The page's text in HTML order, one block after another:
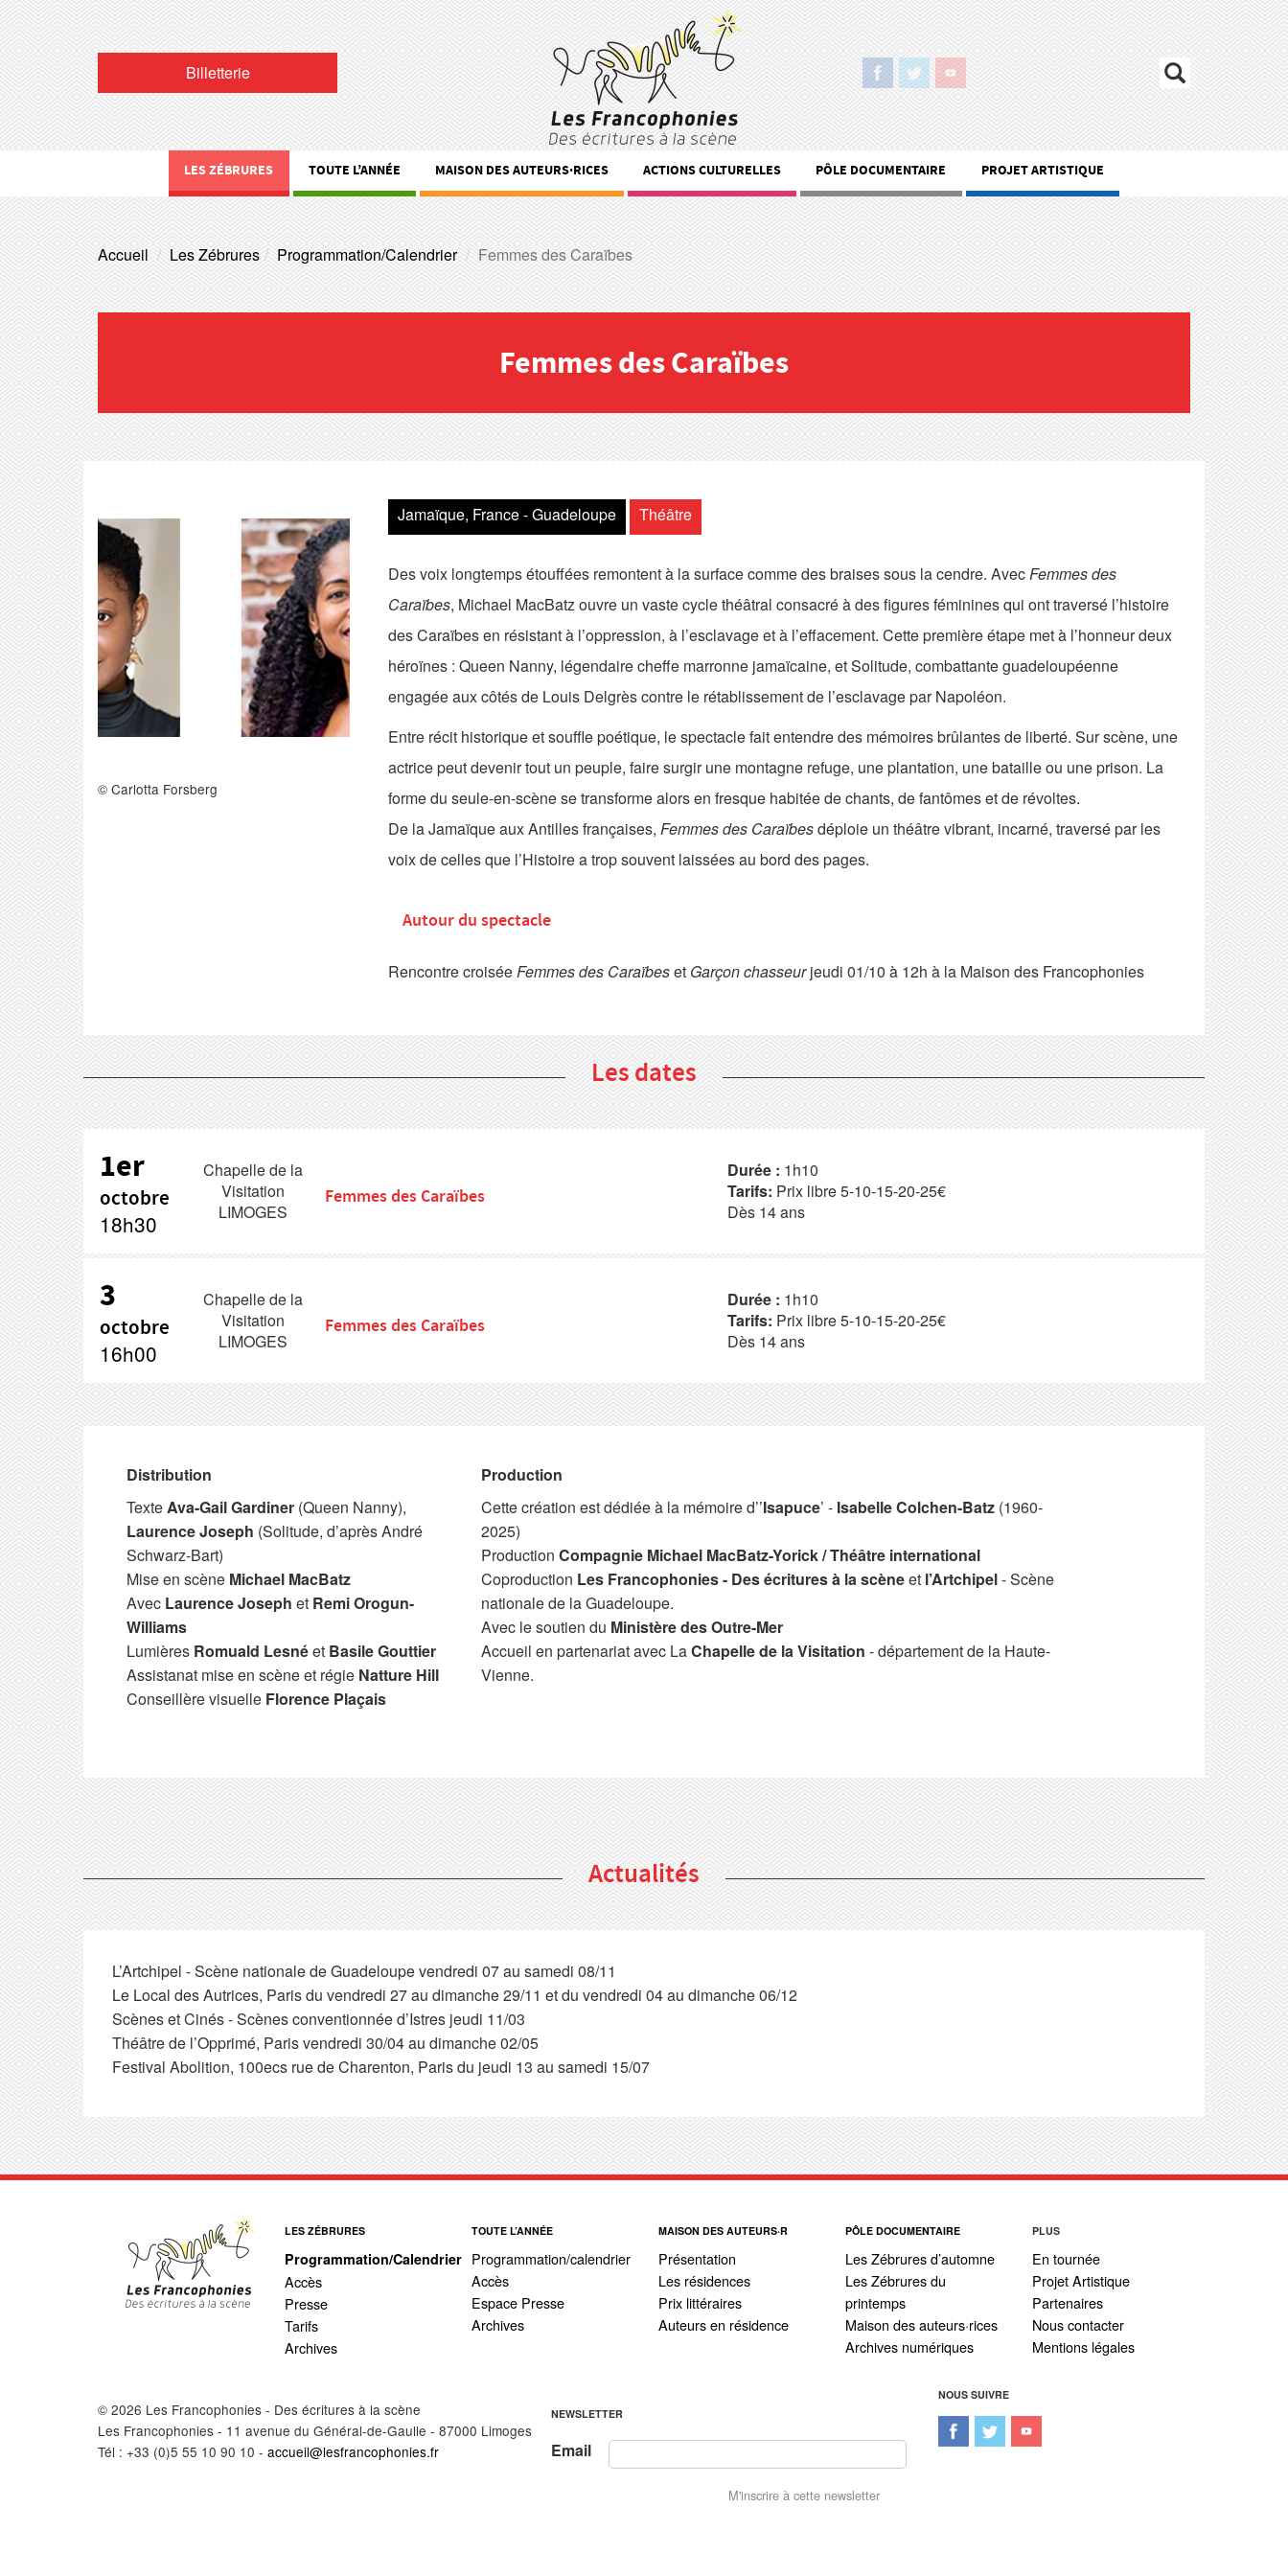
Billetterie
LES ZÉBRURES TOUTE L’ANNÉE MAISON DES AUTEURS·RICES ACTIONS CULTURELLES PÔLE DOCUMENTAIRE PROJET ARTISTIQUE
Accueil Les Zébrures Programmation/Calendrier Femmes des Caraïbes
Femmes des Caraïbes
© Carlotta Forsberg
Jamaïque, France - Guadeloupe Théâtre
Des voix longtemps étouffées remontent à la surface comme des braises sous la cendre. AvecFemmes des
Caraïbes, Michael MacBatz ouvre un vaste cycle théâtral consacré à des figures féminines qui ont traversé l’histoire
des Caraïbes en résistant à l’oppression, à l’esclavage et à l’effacement. Cette première étape met à l’honneur deux
héroïnes : Queen Nanny, légendaire cheffe marronne jamaïcaine, et Solitude, combattante guadeloupéenne
engagée aux côtés de Louis Delgrès contre le rétablissement de l’esclavage par Napoléon.
Entre récit historique et souffle poétique, le spectacle fait entendre des mémoires brûlantes de liberté. Sur scène, une
actrice peut devenir tout un peuple, faire surgir une montagne refuge, une plantation, une bataille ou une prison. La
forme du seule-en-scène se transforme alors en fresque habitée de chants, de fantômes et de révoltes.
De la Jamaïque aux Antilles françaises, Femmes des Caraïbesdéploie un théâtre vibrant, incarné, traversé par les
voix de celles que l’Histoire a trop souvent laissées au bord des pages.
Autour du spectacle
Rencontre croiséeFemmes des Caraïbeset Garçon chasseurjeudi 01/10 à 12h à la Maison des Francophonies
Les dates
1er
octobre
18h30
Chapelle de la
Visitation
LIMOGES
Femmes des Caraïbes
Durée : 1h10
Tarifs: Prix libre 5-10-15-20-25€
Dès 14 ans
3
octobre
16h00
Chapelle de la
Visitation
LIMOGES
Femmes des Caraïbes
Durée : 1h10
Tarifs: Prix libre 5-10-15-20-25€
Dès 14 ans
Distribution
TexteAva-Gail Gardiner (Queen Nanny),
Laurence Joseph (Solitude, d’après André
Schwarz-Bart)
Mise en scène Michael MacBatz
Avec Laurence Joseph et Remi Orogun-
Williams
Lumières Romuald Lesnéet Basile Gouttier
Assistanat mise en scène et régie Natture Hill
Conseillère visuelle Florence Plaçais
Production
Cette création est dédiée à la mémoire d’’Isapuce’ - Isabelle Colchen-Batz(1960-
2025)
Production Compagnie Michael MacBatz-Yorick / Théâtre international
Coproduction Les Francophonies - Des écritures à la scèneet l’Artchipel- Scène
nationale de la Guadeloupe.
Avec le soutien du Ministère des Outre-Mer
Accueil en partenariat avec LaChapelle de la Visitation - département de la Haute-
Vienne.
Actualités
L’Artchipel - Scène nationale de Guadeloupe vendredi 07 au samedi 08/11
Le Local des Autrices, Paris du vendredi 27 au dimanche 29/11 et du vendredi 04 au dimanche 06/12
Scènes et Cinés - Scènes conventionnée d’Istres jeudi 11/03
Théâtre de l’Opprimé, Paris vendredi 30/04 au dimanche 02/05
Festival Abolition, 100ecs rue de Charenton, Paris du jeudi 13 au samedi 15/07
LES ZÉBRURES
Programmation/Calendrier
Accès
Presse
Tarifs
Archives
TOUTE L’ANNÉE
Programmation/calendrier
Accès
Espace Presse
Archives
MAISON DES AUTEURS·R
Présentation
Les résidences
Prix littéraires
Auteurs en résidence
PÔLE DOCUMENTAIRE
Les Zébrures d’automne
Les Zébrures du
printemps
Maison des auteurs·rices
Archives numériques
PLUS
En tournée
Projet Artistique
Partenaires
Nous contacter
Mentions légales
© 2026 Les Francophonies - Des écritures à la scène
Les Francophonies - 11 avenue du Général-de-Gaulle - 87000 Limoges
Tél : +33 (0)5 55 10 90 10 - accueil@lesfrancophonies.fr
NEWSLETTER
Email
NOUS SUIVRE